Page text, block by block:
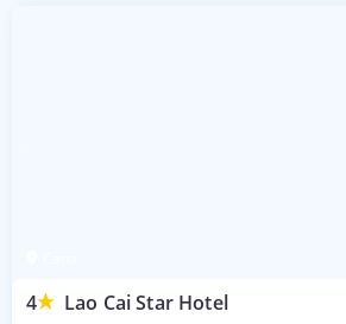
4 Lao Cai Star Hotel